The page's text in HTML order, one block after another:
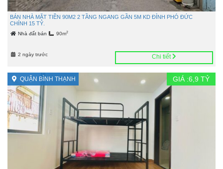
BÁN NHÀ MẶT TIỀN 90M2 2 TẦNG NGANG GẦN 5M KD ĐỈNH PHÓ ĐỨC
CHÍNH 15 TỶ.
Nhà đất bán 90m2
2 ngày trước Chi tiết
QUẬN BÌNH THẠNH GIÁ :6,9 TỶ